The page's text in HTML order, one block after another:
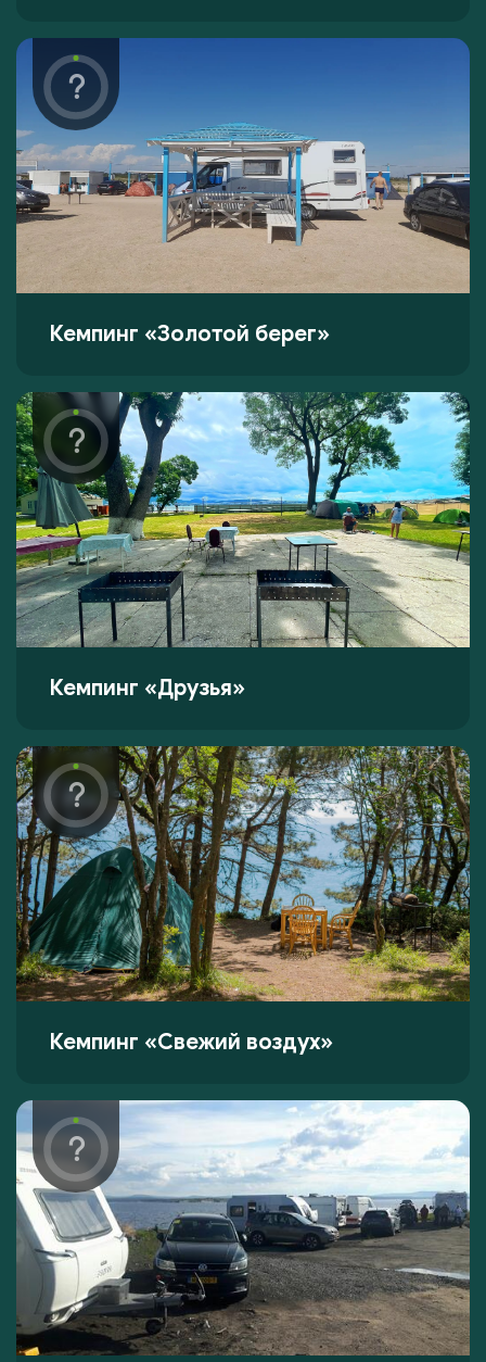
Кемпинг «Золотой берег»
Кемпинг «Друзья»
Кемпинг «Свежий воздух»